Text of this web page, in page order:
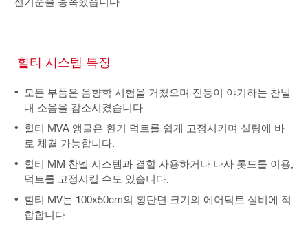
힐티 시스템 특징
모든 부품은 음향학 시험을 거쳤으며 진동이 야기하는 찬넬
내 소음을 감소시켰습니다.
힐티 MVA 앵글은 환기 덕트를 쉽게 고정시키며 실링에 바
로 체결 가능합니다.
힐티 MM 찬넬 시스템과 결합 사용하거나 나사 롯드를 이용,
덕트를 고정시킬 수도 있습니다.
힐티 MV는 100x50cm의 횡단면 크기의 에어덕트 설비에 적
합합니다.